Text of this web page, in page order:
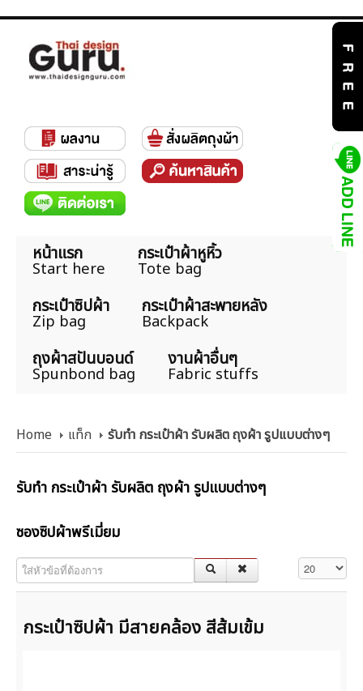
หน้าแรก
Start here
กระเป๋าผ้าหูหิ้ว
Tote bag
กระเป๋าซิปผ้า
Zip bag
กระเป๋าผ้าสะพายหลัง
Backpack
ถุงผ้าสปันบอนด์
Spunbond bag
งานผ้าอื่นๆ
Fabric stuffs
Home แท็ก รับทำ กระเป๋าผ้า รับผลิต ถุงผ้า รูปแบบต่างๆ
รับทำ กระเป๋าผ้า รับผลิต ถุงผ้า รูปแบบต่างๆ
ซองซิปผ้าพรีเมี่ยม
ใส่หัวข้อที่ต้องการ แสดง #
กระเป๋าซิปผ้า มีสายคล้อง สีส้มเข้ม